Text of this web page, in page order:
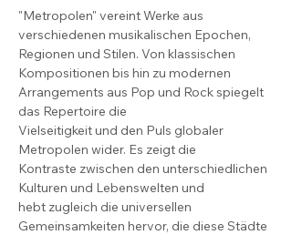
"Metropolen" vereint Werke aus
verschiedenen musikalischen Epochen,
Regionen und Stilen. Von klassischen
Kompositionen bis hin zu modernen
Arrangements aus Pop und Rock spiegelt
das Repertoire die
Vielseitigkeit und den Puls globaler
Metropolen wider. Es zeigt die
Kontraste zwischen den unterschiedlichen
Kulturen und Lebenswelten und
hebt zugleich die universellen
Gemeinsamkeiten hervor, die diese Städte